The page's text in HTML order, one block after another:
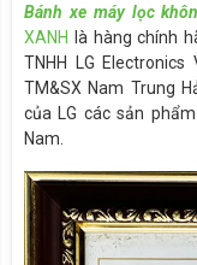
Bánh xe máy lọc
XANH
là hàng chính
TNHH LG
TM&SX Nam Trung
của LG các sản
Nam.